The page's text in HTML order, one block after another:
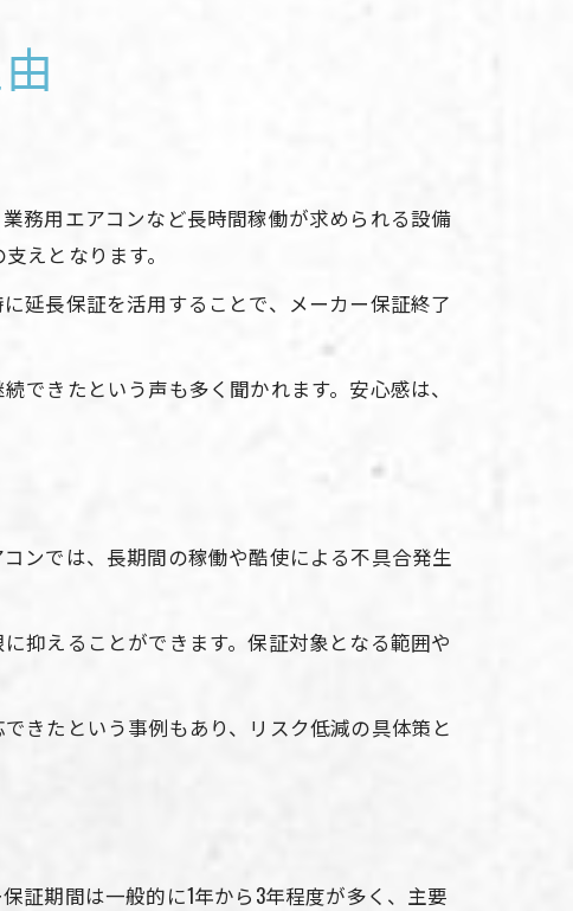
務用エアコンなど長時間稼働が求められる設備
えとなります。
延長保証を活用することで、メーカー保証終了
できたという声も多く聞かれます。安心感は、
ンでは、長期間の稼働や酷使による不具合発生
抑えることができます。保証対象となる範囲や
きたという事例もあり、リスク低減の具体策と
証期間は一般的に1年から3年程度が多く、主要